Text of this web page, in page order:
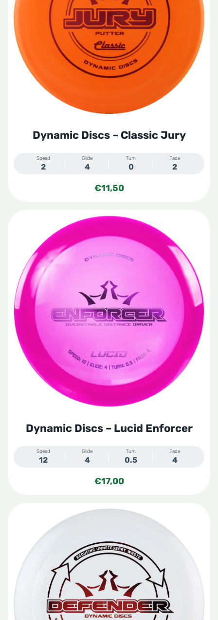
Dynamic Discs – Classic Jury
Speed
2
Glide
4
Turn
0
Fade
2
€11,50
Dynamic Discs – Lucid Enforcer
Speed
12
Glide
4
Turn
0.5
Fade
4
€17,00